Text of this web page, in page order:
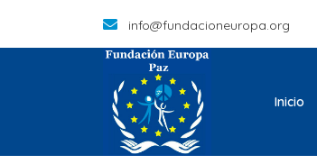
info@fundacioneuropa.org
Inicio